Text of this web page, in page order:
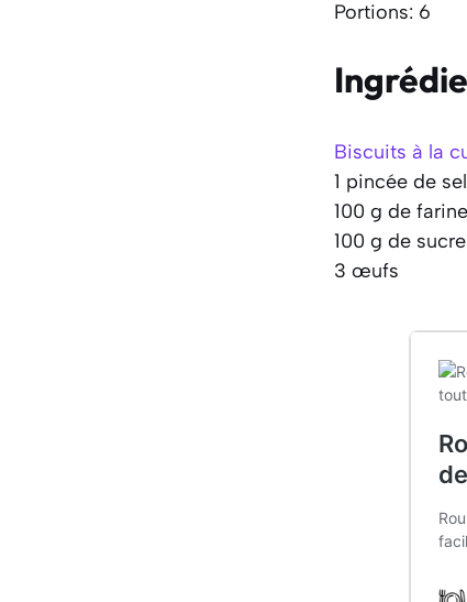
Portions: 6
Biscuits à la
1 pincée de sel
100 g de farine
100 g de sucre
3 œufs